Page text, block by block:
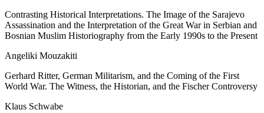
Contrasting Historical Interpretations. The Image of the Sarajevo
Assassination and the Interpretation of the Great War in Serbian and
Bosnian Muslim Historiography from the Early 1990s to the Present
Angeliki Mouzakiti
Gerhard Ritter, German Militarism, and the Coming of the First
World War. The Witness, the Historian, and the Fischer Controversy
Klaus Schwabe